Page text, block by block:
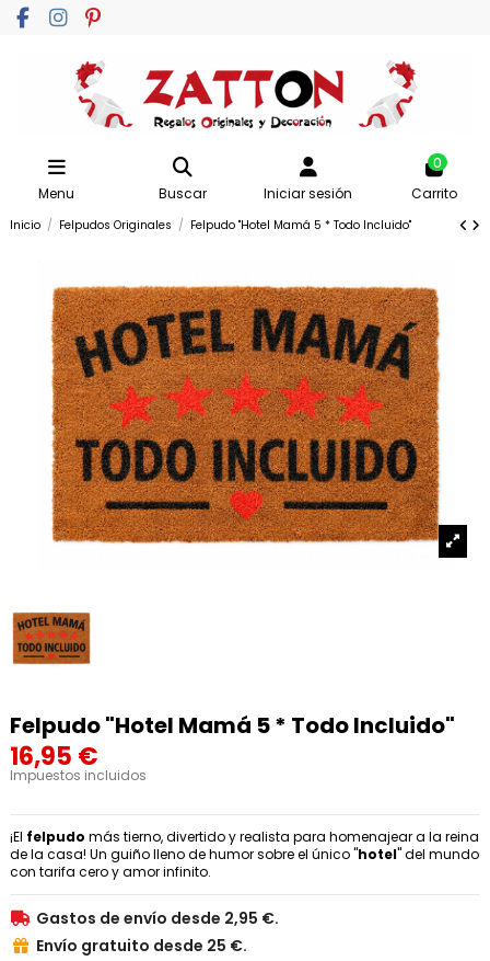
Menu Buscar Iniciar sesión
0
Carrito
Inicio Felpudos Originales Felpudo "Hotel Mamá 5 * Todo Incluido"
Felpudo "Hotel Mamá 5 * Todo Incluido"
16,95 €
Impuestos incluidos
¡El felpudo más tierno, divertido y realista para homenajear a la reina
de la casa! Un guiño lleno de humor sobre el único "hotel" del mundo
con tarifa cero y amor infinito.
 Gastos de envío desde 2,95 €.
 Envío gratuito desde 25 €.